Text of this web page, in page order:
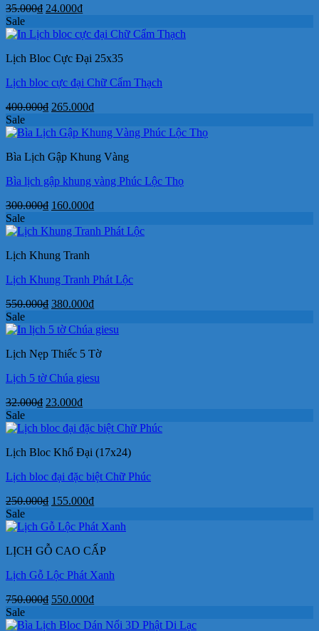
35.000₫ Giá
là:
24.000₫Giá
tại
24.000₫.
Sale
Lịch Bloc Cực Đại 25x35
Lịch bloc cực đại Chữ Cẩm Thạch
400.000₫ Giá
là:
265.000₫Giá
tại
265.000₫.
Sale
Bìa Lịch Gập Khung Vàng
Bìa lịch gập khung vàng Phúc Lộc Thọ
300.000₫ Giá
là:
160.000₫Giá
tại
Sale
Lịch Khung Tranh
Lịch Khung Tranh Phát Lộc
550.000₫ Giá
là:
380.000₫Giá
tại
380.000₫.
Sale
Lịch Nẹp Thiếc 5 Tờ
Lịch 5 tờ Chúa giesu
32.000₫ Giá
là:
23.000₫Giá
tại
23.000₫.
Sale
Lịch Bloc Khổ Đại (17x24)
Lịch bloc đại đặc biệt Chữ Phúc
250.000₫ Giá
là:
155.000₫Giá
tại
155.000₫.
Sale
LỊCH GỖ CAO CẤP
Lịch Gỗ Lộc Phát Xanh
750.000₫ Giá
là:
550.000₫Giá
tại
Sale